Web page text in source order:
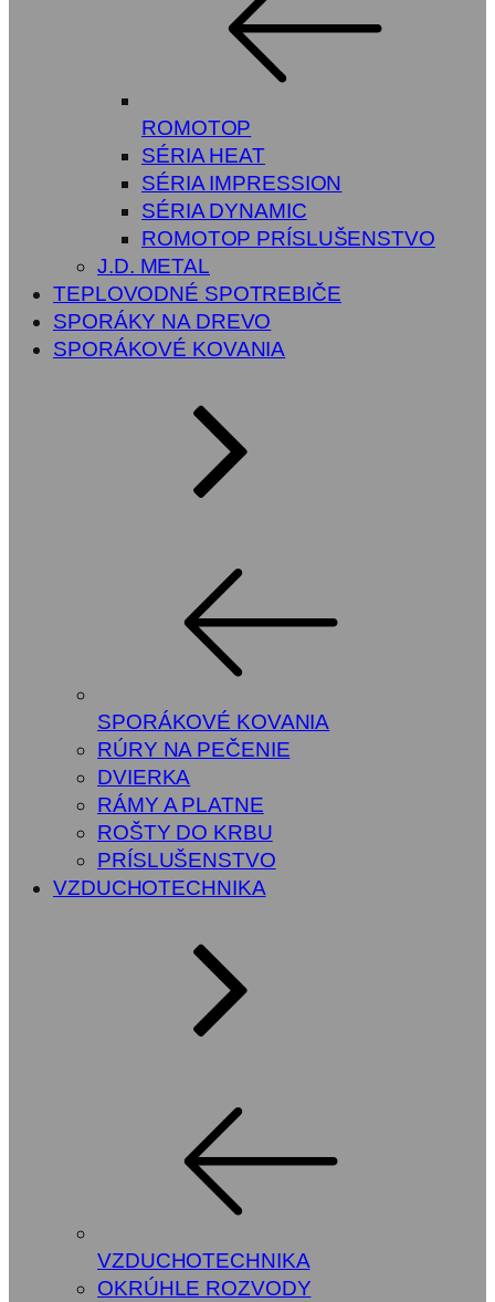
ROMOTOP
SÉRIA HEAT
SÉRIA IMPRESSION
SÉRIA DYNAMIC
ROMOTOP PRÍSLUŠENSTVO
J.D. METAL
TEPLOVODNÉ SPOTREBIČE
SPORÁKY NA DREVO
SPORÁKOVÉ KOVANIA
SPORÁKOVÉ KOVANIA
RÚRY NA PEČENIE
DVIERKA
RÁMY A PLATNE
ROŠTY DO KRBU
PRÍSLUŠENSTVO
VZDUCHOTECHNIKA
VZDUCHOTECHNIKA
OKRÚHLE ROZVODY